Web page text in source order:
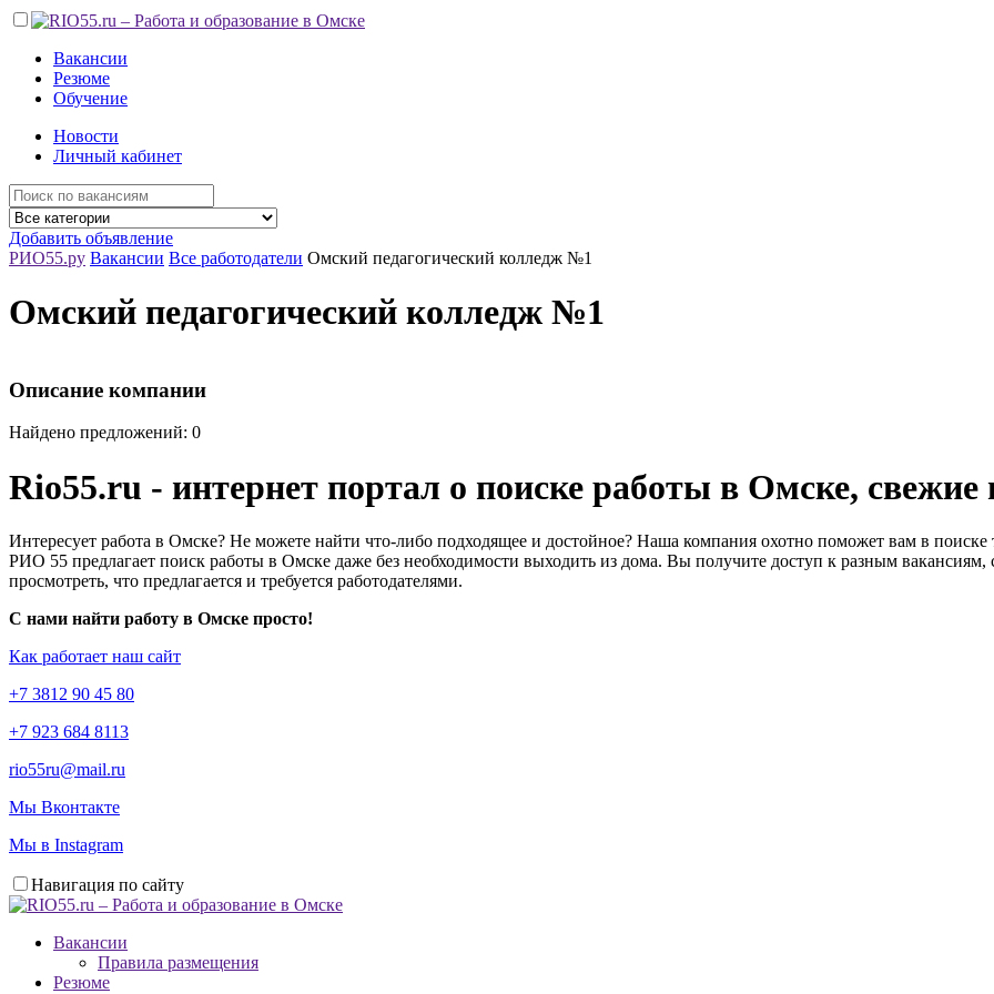
Вакансии
Резюме
Обучение
Новости
Личный кабинет
Добавить объявление
РИО55.ру Вакансии Все работодатели Омский педагогический колледж №1
Омский педагогический колледж №1
Описание компании
Найдено предложений: 0
Rio55.ru - интернет портал о поиске работы в Омске, свежие
Интересует работа в Омске? Не можете найти что-либо подходящее и достойное? Наша компания охотно поможет вам в поиске
РИО 55 предлагает поиск работы в Омске даже без необходимости выходить из дома. Вы получите доступ к разным
просмотреть, что предлагается и требуется работодателями.
С нами найти работу в Омске просто!
Как работает наш сайт
+7 3812 90 45 80
+7 923 684 8113
rio55ru@mail.ru
Мы Вконтакте
Мы в Instagram
Навигация по сайту
Вакансии
Правила размещения
Резюме